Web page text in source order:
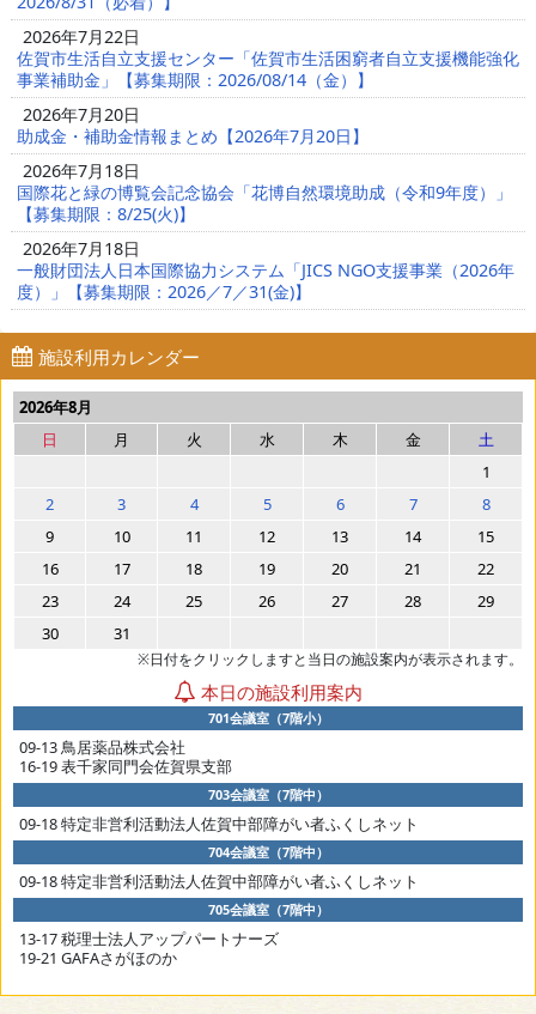
2026年7月22日
佐賀市生活自立支援センター「佐賀市生活困窮者自立支援機能強化
事業補助金」【募集期限：2026/08/14（金）】
2026年7月20日
助成金・補助金情報まとめ【2026年7月20日】
2026年7月18日
国際花と緑の博覧会記念協会「花博自然環境助成（令和9年度）」
【募集期限：8/25(火)】
2026年7月18日
一般財団法人日本国際協力システム「JICS NGO支援事業（2026年
度）」【募集期限：2026／7／31(金)】
施設利用カレンダー
2026年8月
日
月 火 水 木 金
土
1
2
3 4 5 6 7
8
9
10 11 12 13 14
15
16
17 18 19 20 21
22
23
24 25 26 27 28
29
30
31
※日付をクリックしますと当日の施設案内が表示されます。
本日の施設利用案内
701会議室（7階小）
09-13 鳥居薬品株式会社
16-19 表千家同門会佐賀県支部
703会議室（7階中）
09-18 特定非営利活動法人佐賀中部障がい者ふくしネット
704会議室（7階中）
09-18 特定非営利活動法人佐賀中部障がい者ふくしネット
705会議室（7階中）
13-17 税理士法人アップパートナーズ
19-21 GAFAさがほのか